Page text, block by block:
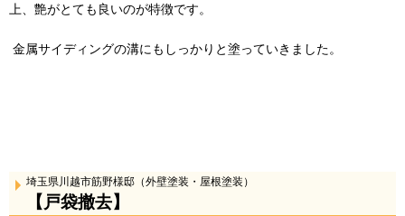
上、艶がとても良いのが特徴です。
金属サイディングの溝にもしっかりと塗っていきました。
埼玉県川越市筋野様邸（外壁塗装・屋根塗装）
【戸袋撤去】